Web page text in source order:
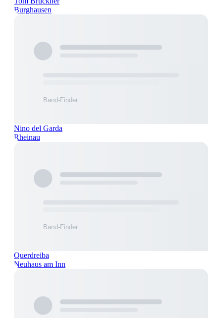
Burghausen
Nino del Garda
Rheinau
Querdreiba
Neuhaus am Inn